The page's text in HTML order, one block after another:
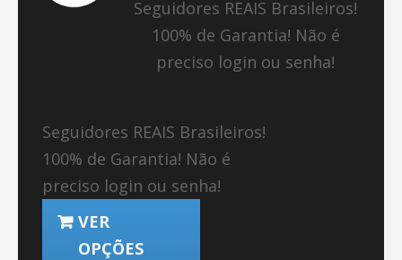
Seguidores REAIS Brasileiros!
100% de Garantia! Não é
preciso login ou senha!
Seguidores REAIS Brasileiros!
100% de Garantia! Não é
preciso login ou senha!
VER
OPÇÕES